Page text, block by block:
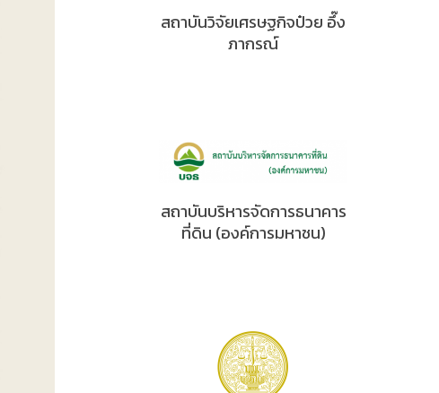
สถาบันวิจัยเศรษฐกิจป๋วย อึ๊ง
ภากรณ์
สถาบันบริหารจัดการธนาคาร
ที่ดิน (องค์การมหาชน)